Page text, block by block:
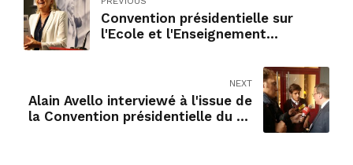
Convention présidentielle sur
l'Ecole et l'Enseignement
NEXT
Alain Avello interviewé à l'issue de
la Convention présidentielle du 22